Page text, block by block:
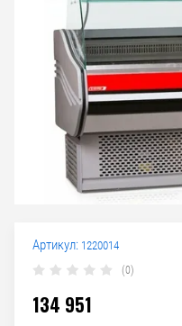
Артикул: 1220014
(0)
134 951